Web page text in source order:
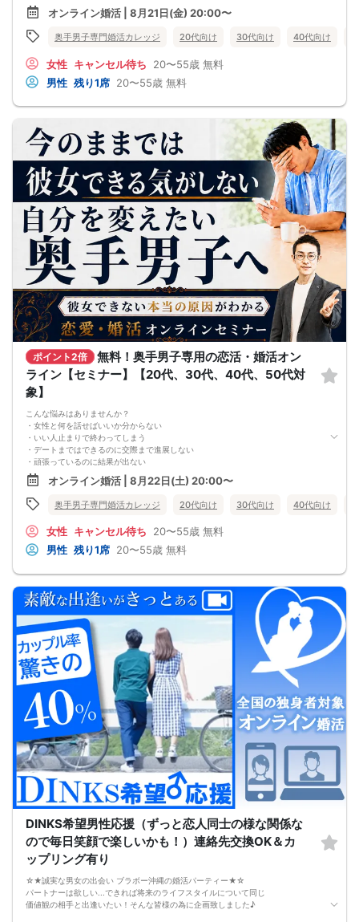
・何が原因なのか分からない
・このまま続けても彼女ができる気がしない
これまで500名以上の
奥手男子の恋愛・婚活相談に乗ってきて、
それは、
多くの奥手男子は、努力不足ではなく、
努力の方向性がズレているということです。
恋愛系YouTubeを見たり、
婚活パーティーや街コンへ参加したり、
みなさん本当に努力しています。
でも、その努力が本命女性との交際につながらず、
「このまま恋愛・婚活を続けても、
本命女性と交際できないのではないか…」
そんな不安を抱えている奥手男子が本当に多いです。
つまり、
やみくもに頑張るだけでは、
本命女性との交際には
つながらないということです。
このまま原因が分からないまま
恋愛や婚活を続けても、
お金も時間も失ってしまいます。
だからこそ、
彼女ができない本当の原因を
知ることが最初の一歩です。
しかし、この内容は文章だけでは伝えきれません。
だからこそ今回、無料オンラインセミナーで
・彼女ができない本当の原因
・本命女性に選ばれる
奥手男子専用32の極意の全体像
をお伝えします！
一緒に美味しいものを食べに行ったり、
映画に行ったり、旅行に行けるように、
ぜひこの先を読み進めてみてください👇
※講師の急用以外はたとえ参加人数が1人でも
その人のために必ず実施します
※はじめてセミナーに参加する方も
ビデオオフでも参加OKにしているので
安心してください
オンライン婚活 | 8月21日(金) 20:00〜
奥手男子専門婚活カレッジ 20代向け 30代向け 40代向け
女性 キャンセル待ち 20〜55歳 無料
男性 残り1席 20〜55歳 無料
ポイント2倍
無料！奥手男子専用の恋活・婚活オン
ライン【セミナー】【20代、30代、40代、50代対
象】
こんな悩みはありませんか？
・女性と何を話せばいいか分からない
・いい人止まりで終わってしまう
・デートまではできるのに交際まで進展しない
・頑張っているのに結果が出ない
・何が原因なのか分からない
・このまま続けても彼女ができる気がしない
これまで500名以上の
奥手男子の恋愛・婚活相談に乗ってきて、
それは、
多くの奥手男子は、努力不足ではなく、
努力の方向性がズレているということです。
恋愛系YouTubeを見たり、
婚活パーティーや街コンへ参加したり、
みなさん本当に努力しています。
でも、その努力が本命女性との交際につながらず、
「このまま恋愛・婚活を続けても、
本命女性と交際できないのではないか…」
そんな不安を抱えている奥手男子が本当に多いです。
つまり、
やみくもに頑張るだけでは、
本命女性との交際には
つながらないということです。
このまま原因が分からないまま
恋愛や婚活を続けても、
お金も時間も失ってしまいます。
だからこそ、
彼女ができない本当の原因を
知ることが最初の一歩です。
しかし、この内容は文章だけでは伝えきれません。
だからこそ今回、無料オンラインセミナーで
・彼女ができない本当の原因
・本命女性に選ばれる
奥手男子専用32の極意の全体像
をお伝えします！
一緒に美味しいものを食べに行ったり、
映画に行ったり、旅行に行けるように、
ぜひこの先を読み進めてみてください👇
オンライン婚活 | 8月22日(土) 20:00〜
奥手男子専門婚活カレッジ 20代向け 30代向け 40代向け
女性 キャンセル待ち 20〜55歳 無料
男性 残り1席 20〜55歳 無料
DINKS希望男性応援（ずっと恋人同士の様な関係な
ので毎日笑顔で楽しいかも！）連絡先交換OK＆カ
ップリング有り
☆★誠実な男女の出会い ブラボー沖縄の婚活パーティー★☆
パートナーは欲しい...できれば将来のライフスタイルについて同じ
価値観の相手と出逢いたい！そんな皆様の為に企画致しました♪